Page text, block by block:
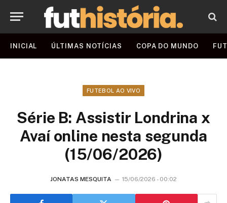
INICIAL ÚLTIMAS NOTÍCIAS COPA DO MUNDO
FUTEBOL AO VIVO
Série B: Assistir Londrina x
Avaí online nesta segunda
(15/06/2026)
JONATAS MESQUITA 15/06/2026 - 00:02